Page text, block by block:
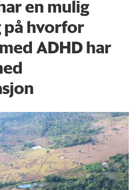
en mulig
hvorfor
ADHD har